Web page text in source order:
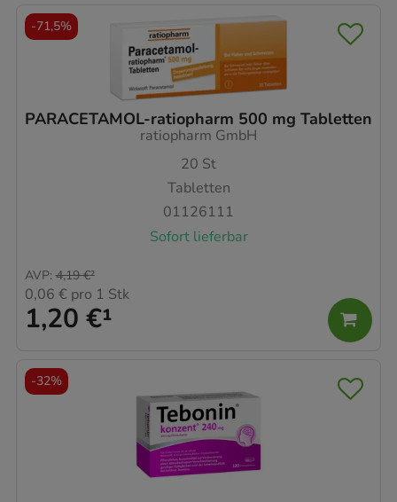
PARACETAMOL-ratiopharm 500 mg Tabletten
ratiopharm GmbH
20 St
Tabletten
01126111
Sofort lieferbar
1,20 €¹
AVP: 4,19 €²
0,06 € pro 1 Stk
-71,5%
-32%